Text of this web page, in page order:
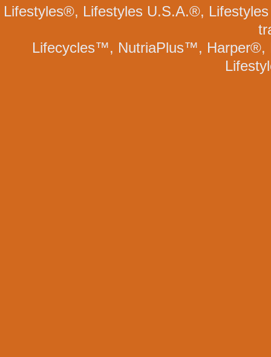
Lifestyles®, Lifestyles U.S.A.®,
Lifecycles™, NutriaPlus™, Harper®,